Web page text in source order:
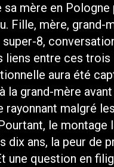
mère en Pologne
Fille, mère, grand-
8,
liens entre ces trois
aura été
la grand-mère
malgré
le montage
dix ans, la peur de
une question en